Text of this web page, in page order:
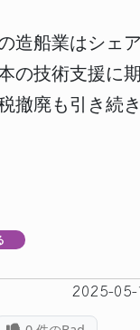
造船業はシェ
の技術支援に期
撤廃も引き続
2025-